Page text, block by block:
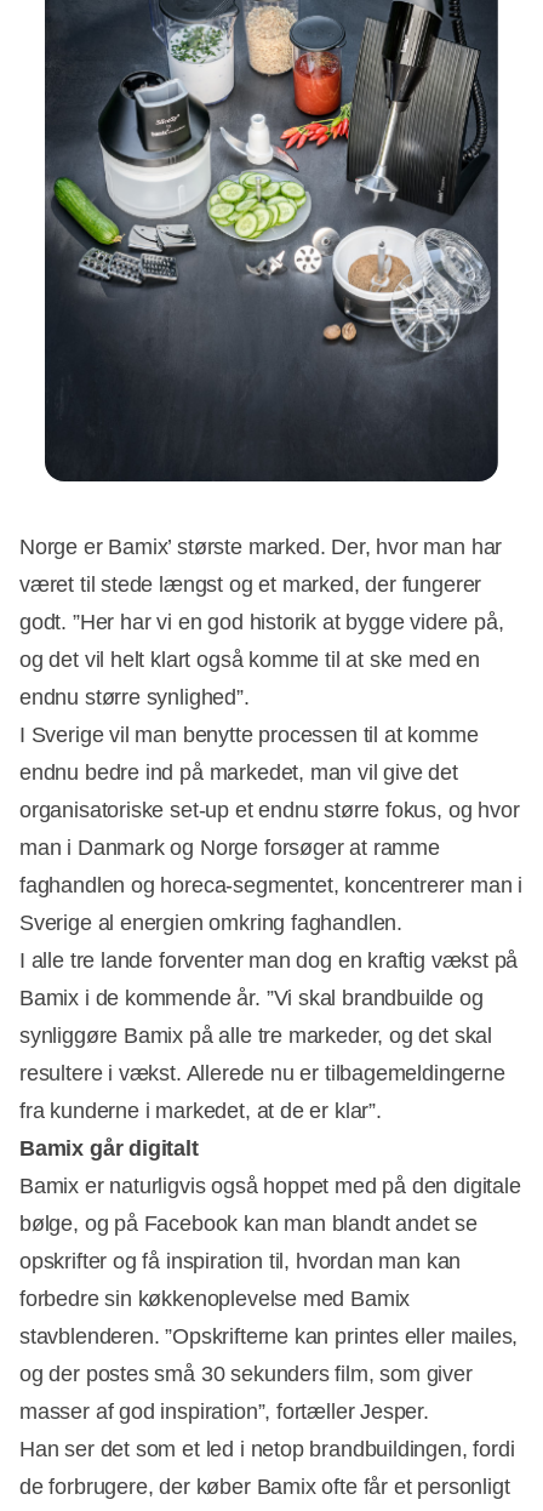
Norge er Bamix’ største marked. Der, hvor man har
været til stede længst og et marked, der fungerer
godt. ”Her har vi en god historik at bygge videre på,
og det vil helt klart også komme til at ske med en
endnu større synlighed”.
I Sverige vil man benytte processen til at komme
endnu bedre ind på markedet, man vil give det
organisatoriske set-up et endnu større fokus, og hvor
man i Danmark og Norge forsøger at ramme
faghandlen og horeca-segmentet, koncentrerer man i
Sverige al energien omkring faghandlen.
I alle tre lande forventer man dog en kraftig vækst på
Bamix i de kommende år. ”Vi skal brandbuilde og
synliggøre Bamix på alle tre markeder, og det skal
resultere i vækst. Allerede nu er tilbagemeldingerne
fra kunderne i markedet, at de er klar”.
Bamix går digitalt
Bamix er naturligvis også hoppet med på den digitale
bølge, og på Facebook kan man blandt andet se
opskrifter og få inspiration til, hvordan man kan
forbedre sin køkkenoplevelse med Bamix
stavblenderen. ”Opskrifterne kan printes eller mailes,
og der postes små 30 sekunders film, som giver
masser af god inspiration”, fortæller Jesper.
Han ser det som et led i netop brandbuildingen, fordi
de forbrugere, der køber Bamix ofte får et personligt